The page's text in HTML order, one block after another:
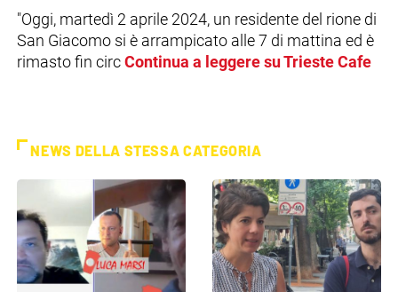
"Oggi, martedì 2 aprile 2024, un residente del rione di
San Giacomo si è arrampicato alle 7 di mattina ed è
rimasto fin circ Continua a leggere su Trieste Cafe
NEWS DELLA STESSA CATEGORIA